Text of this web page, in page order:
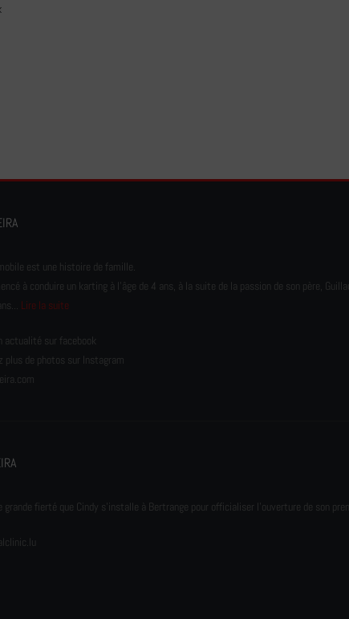
est une histoire de famille.
à conduire un karting à l’âge de 4 ans, à la suite de la passion de son père,
Lire la suite
actualité sur facebook
plus de photos sur Instagram
grande fierté que Cindy s'installe à Bertrange pour officialiser l'ouverture de son